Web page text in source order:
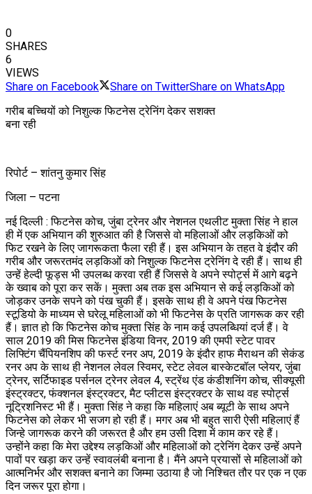
0
SHARES
6
VIEWS
Share on Facebook
Share on TwitterShare on WhatsApp
गरीब बच्चियों को निशुल्क फिटनेस ट्रेनिंग देकर सशक्त
बना रही
रिपोर्ट – शांतनु कुमार सिंह
जिला – पटना
नई दिल्ली : फिटनेस कोच, जुंबा ट्रेनर और नेशनल एथलीट मुक्ता सिंह ने हाल
ही में एक अभियान की शुरुआत की है जिससे वो महिलाओं और लड़किओं को
फिट रखने के लिए जागरूकता फैला रही हैं। इस अभियान के तहत वे इंदौर की
गरीब और जरूरतमंद लड़किओं को निशुल्क फिटनेस ट्रेनिंग दे रही हैं। साथ ही
उन्हें हेल्दी फूड्स भी उपलब्ध करवा रही हैं जिससे वे अपने स्पोर्ट्स में आगे बढ़ने
के ख्वाब को पूरा कर सकें। मुक्ता अब तक इस अभियान से कई लड़किओं को
जोड़कर उनके सपने को पंख चुकी हैं। इसके साथ ही वे अपने पंख फिटनेस
स्टूडियो के माध्यम से घरेलू महिलाओं को भी फिटनेस के प्रति जागरूक कर रही
हैं। ज्ञात हो कि फिटनेस कोच मुक्ता सिंह के नाम कई उपलब्धियां दर्ज हैं। वे
साल 2019 की मिस फिटनेस इंडिया विनर, 2019 की एमपी स्टेट पावर
लिफ्टिंग चैंपियनशिप की फर्स्ट रनर अप, 2019 के इंदौर हाफ मैराथन की सेकंड
रनर अप के साथ ही नेशनल लेवल स्विमर, स्टेट लेवल बास्केटबॉल प्लेयर, जुंबा
ट्रेनर, सर्टिफाइड पर्सनल ट्रेनर लेवल 4, स्ट्रेंथ एंड कंडीशनिंग कोच, सीक्यूसी
इंस्ट्रक्टर, फंक्शनल इंस्ट्रक्टर, मैट प्लीटस इंस्ट्रक्टर के साथ वह स्पोर्ट्स
नूट्रिशनिस्ट भी हैं। मुक्ता सिंह ने कहा कि महिलाएं अब ब्यूटी के साथ अपने
फिटनेस को लेकर भी सजग हो रही हैं। मगर अब भी बहुत सारी ऐसी महिलाएं हैं
जिन्हे जागरूक करने की जरूरत है और हम उसी दिशा में काम कर रहे हैं।
उन्होंने कहा कि मेरा उद्देश्य लड़किओं और महिलाओं को ट्रेनिंग देकर उन्हें अपने
पावों पर खड़ा कर उन्हें स्वावलंबी बनाना है। मैंने अपने प्रयासों से महिलाओं को
आत्मनिर्भर और सशक्त बनाने का जिम्मा उठाया है जो निश्चित तौर पर एक न एक
दिन जरूर पूरा होगा।